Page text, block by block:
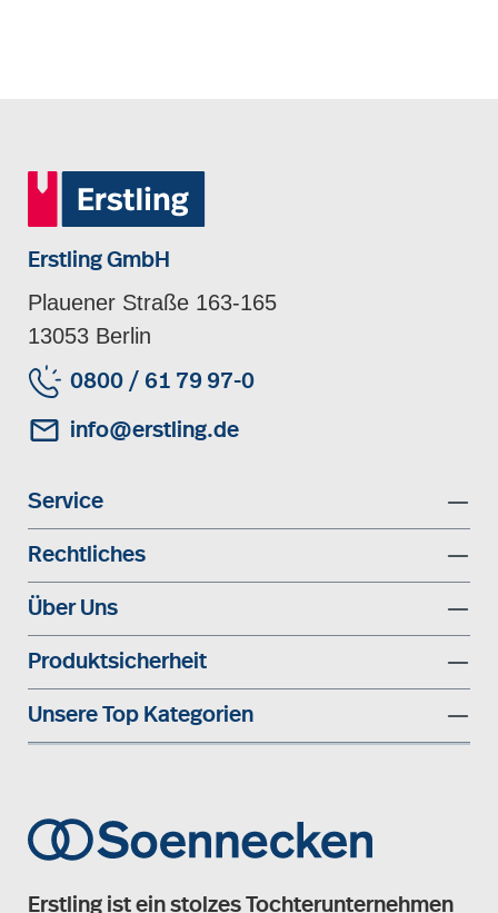
Erstling GmbH
Plauener Straße 163-165
13053 Berlin
0800 / 61 79 97-0
info@erstling.de
Service
Rechtliches
Über Uns
Produktsicherheit
Unsere Top Kategorien
Erstling ist ein stolzes Tochterunternehmen